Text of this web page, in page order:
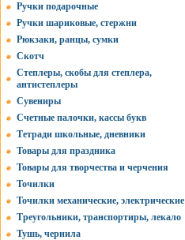
Ручки подарочные
Ручки шариковые, стержни
Рюкзаки, ранцы, сумки
Скотч
Степлеры, скобы для степлера,
антистеплеры
Сувениры
Счетные палочки, кассы букв
Тетради школьные, дневники
Товары для праздника
Товары для творчества и черчения
Точилки
Точилки механические, электрические
Треугольники, транспортиры, лекало
Тушь, чернила